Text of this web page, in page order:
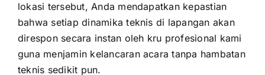
lokasi tersebut, Anda mendapatkan kepastian
bahwa setiap dinamika teknis di lapangan akan
direspon secara instan oleh kru profesional kami
guna menjamin kelancaran acara tanpa hambatan
teknis sedikit pun.